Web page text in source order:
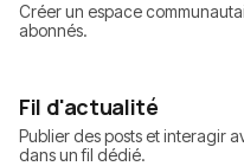
Créer un espace
abonnés.
Fil d'actualité
Publier des posts et interagir
dans un fil dédié.